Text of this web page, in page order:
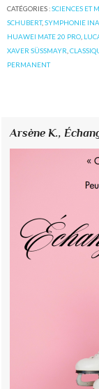
CATÉGORIES :SCIENCES ET
SCHUBERT,SYMPHONIE
HUAWEI MATE 20 PRO
XAVER SÜSSMAYR
,
PERMANENT
Arsène K.,